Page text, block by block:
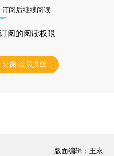
订阅后继续阅读
阅的阅读权限
订阅/会员升级
版面编辑：王永